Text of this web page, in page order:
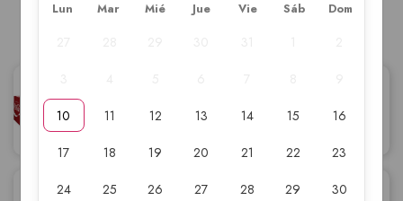
Alimentos y bebidas
Coca-cola Cherry 12oz (12
$
Lun Mar Mié Jue Vie Sáb Dom
10 11 12 13 14 15 16
17 18 19 20 21 22 23
24 25 26 27 28 29 30